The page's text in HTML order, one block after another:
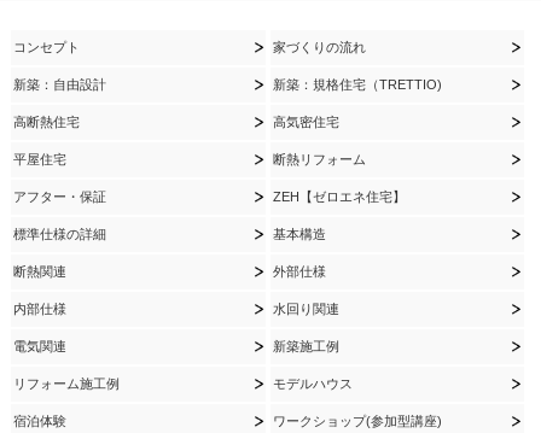
コンセプト 家づくりの流れ
新築：自由設計 新築：規格住宅（TRETTIO)
高断熱住宅 高気密住宅
平屋住宅 断熱リフォーム
アフター・保証 ZEH【ゼロエネ住宅】
標準仕様の詳細 基本構造
断熱関連 外部仕様
内部仕様 水回り関連
電気関連 新築施工例
リフォーム施工例 モデルハウス
宿泊体験 ワークショップ(参加型講座)